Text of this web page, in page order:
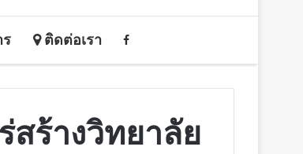
ติดต่อเรา
ร้างวิทยาลัย